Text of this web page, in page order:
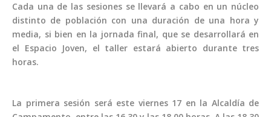
Cada una de las sesiones se llevará a cabo en un núcleo
distinto de población con una duración de una hora y
media, si bien en la jornada final, que se desarrollará en
el Espacio Joven, el taller estará abierto durante tres
horas.
La primera sesión será este viernes 17 en la Alcaldía de